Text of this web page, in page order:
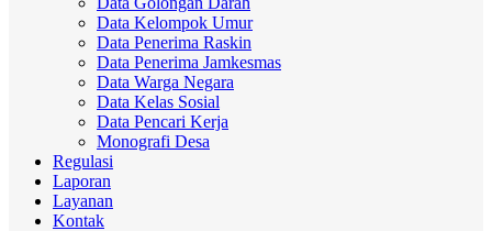
Data Kelompok Umur
Data Penerima Raskin
Data Penerima Jamkesmas
Data Warga Negara
Data Kelas Sosial
Data Pencari Kerja
Monografi Desa
Regulasi
Laporan
Layanan
Kontak